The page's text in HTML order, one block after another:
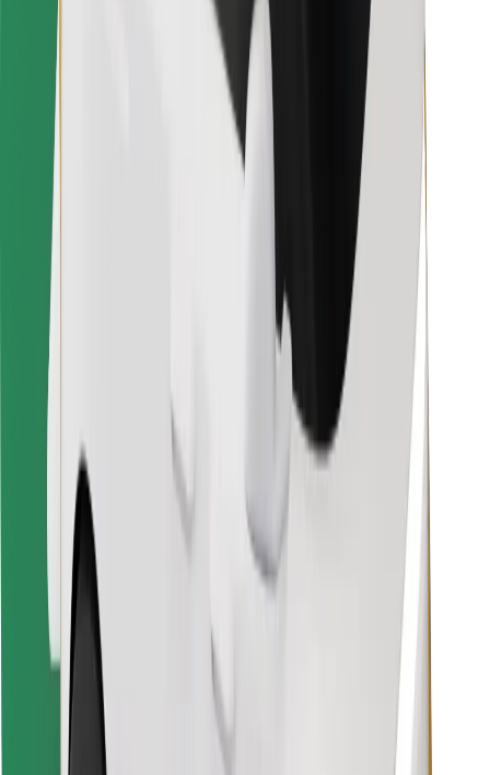
Conditions générales
Retrouvez tous vos plats favoris !
Télécharger l'appli Bolt Food